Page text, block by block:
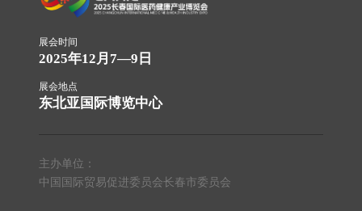
展会时间
2025年12月7—9日
展会地点
东北亚国际博览中心
主办单位：
中国国际贸易促进委员会长春市委员会